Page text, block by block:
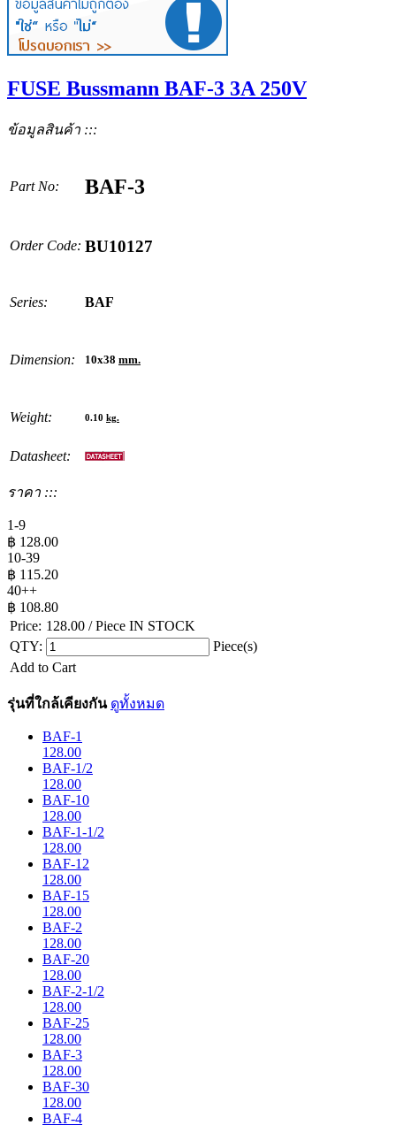
FUSE Bussmann BAF-3 3A 250V
ข้อมูลสินค้า :::
Part No: BAF-3
Order Code: BU10127
Series: BAF
Dimension: 10x38 mm.
Weight: 0.10 kg.
Datasheet:
ราคา :::
1-9
฿ 128.00
10-39
฿ 115.20
40++
฿ 108.80
Price: 128.00 / Piece IN STOCK
QTY:
Piece(s)
Add to Cart
รุ่นที่ใกล้เคียงกัน ดูทั้งหมด
BAF-1
128.00
BAF-1/2
128.00
BAF-10
128.00
BAF-1-1/2
128.00
BAF-12
128.00
BAF-15
128.00
BAF-2
128.00
BAF-20
128.00
BAF-2-1/2
128.00
BAF-25
128.00
BAF-3
128.00
BAF-30
128.00
BAF-4